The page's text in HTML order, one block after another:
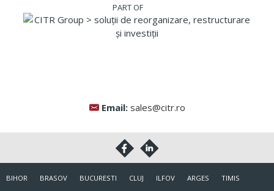
Email: sales@citr.ro
BIHOR BRASOV BUCURESTI CLUJ ILFOV ARGES TIMIS